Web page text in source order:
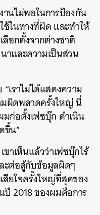
านไม่พอในการป้องกัน
ช้ในทางที่ผิด และทำให้
ลือกตั้งจากต่างชาติ
าและความเป็นส่วน
เราไม่ได้แสดงความ
ผิดพลาดครั้งใหญ่ นี่
ก่อตั้งเฟซบุ๊ก ดำเนิน
ขึ้น”
าเห็นแล้วว่าเฟซบุ๊กไร้
ะต่อสู้กับข้อมูลผิดๆ
สียใจครั้งใหญ่ที่สุดของ
ปี 2018 ของผมคือการ